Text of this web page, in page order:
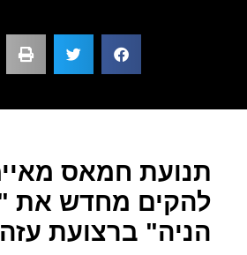
תנועת חמאס
להקים מחדש את
הניה" ברצועת